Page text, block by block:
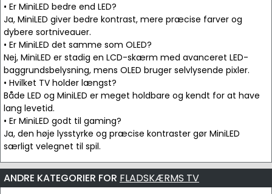
• Er MiniLED bedre end LED?
Ja, MiniLED giver bedre kontrast, mere præcise farver og
dybere sortniveauer.
• Er MiniLED det samme som OLED?
Nej, MiniLED er stadig en LCD-skærm med avanceret LED-
baggrundsbelysning, mens OLED bruger selvlysende pixler.
• Hvilket TV holder længst?
Både LED og MiniLED er meget holdbare og kendt for at have
lang levetid.
• Er MiniLED godt til gaming?
Ja, den høje lysstyrke og præcise kontraster gør MiniLED
særligt velegnet til spil.
ANDRE KATEGORIER FOR FLADSKÆRMS TV